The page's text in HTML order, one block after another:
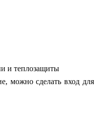
и теплозащиты
можно сделать вход для